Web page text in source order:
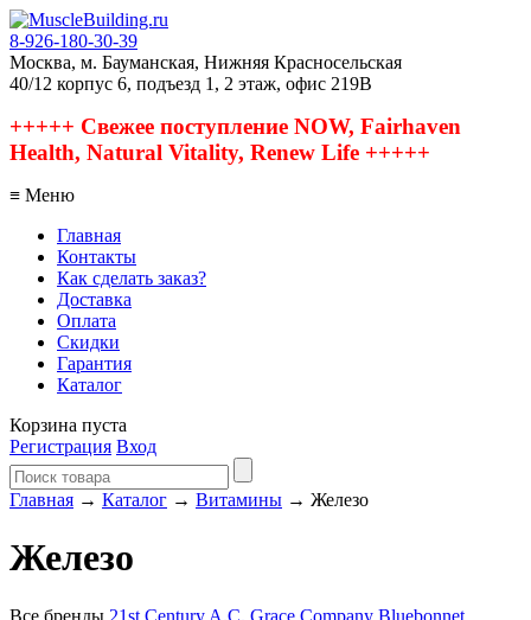
8-926-180-30-39
Москва, м. Бауманская, Нижняя Красносельская
40/12 корпус 6, подъезд 1, 2 этаж, офис 219В
+++++ Свежее поступление NOW, Fairhaven
Health, Natural Vitality, Renew Life +++++
≡ Меню
Главная
Контакты
Как сделать заказ?
Доставка
Оплата
Скидки
Гарантия
Каталог
Корзина пуста
Регистрация Вход
Главная → Каталог → Витамины → Железо
Железо
Все бренды 21st Century A.C. Grace Company Bluebonnet